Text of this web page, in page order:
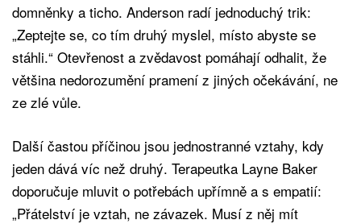
domněnky a ticho. Anderson radí jednoduchý trik:
„Zeptejte se, co tím druhý myslel, místo abyste se
stáhli.“ Otevřenost a zvědavost pomáhají odhalit, že
většina nedorozumění pramení z jiných očekávání, ne
ze zlé vůle.
Další častou příčinou jsou jednostranné vztahy, kdy
jeden dává víc než druhý. Terapeutka Layne Baker
doporučuje mluvit o potřebách upřímně a s empatií:
„Přátelství je vztah, ne závazek. Musí z něj mít